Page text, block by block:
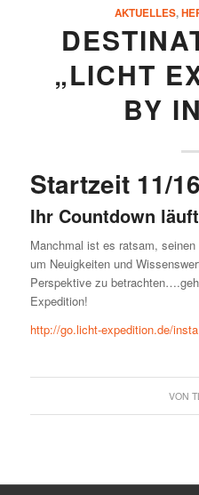
AKTUELLES,
„LICHT
BY
Startzeit 11/16
Ihr Countdown
Manchmal ist es ratsam,
um Neuigkeiten und
Perspektive zu
Expedition!
http://go.licht-expedition.de/insta
VON